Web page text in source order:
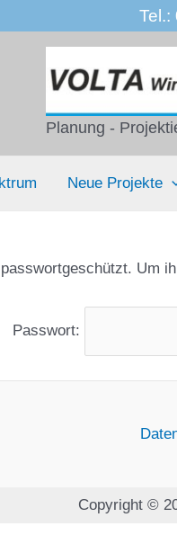
Tel.:
Planung -
Neue Projekte
Um
Passwort:
Copyright ©